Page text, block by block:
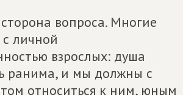
вопроса. Многие
личной
взрослых: душа
ранима, и мы должны с
относиться к ним, юным